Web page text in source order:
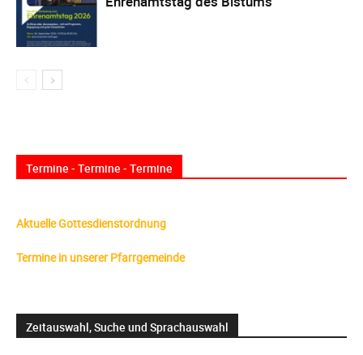
Termine - Termine - Termine
Aktuelle Gottesdienstordnung
Termine in unserer Pfarrgemeinde
Zeitauswahl, Suche und Sprachauswahl